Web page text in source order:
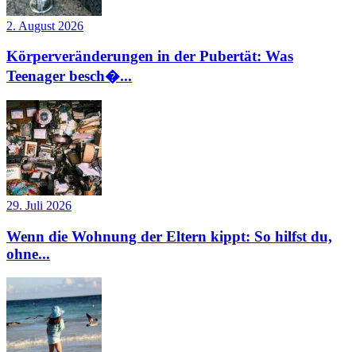
2. August 2026
Körperveränderungen in der Pubertät: Was
Teenager besch�...
29. Juli 2026
Wenn die Wohnung der Eltern kippt: So hilfst du,
ohne...